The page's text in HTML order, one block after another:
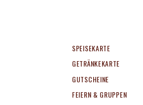
SPEISEKARTE
GETRÄNKEKARTE
GUTSCHEINE
FEIERN & GRUPPEN